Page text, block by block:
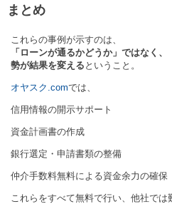
まとめ
これらの事例が示すのは、
「ローンが通るかどうか」ではなく
勢が結果を変える ということ。
オヤスク.comでは、
信用情報の開示サポート
資金計画書の作成
銀行選定・申請書類の整備
仲介手数料無料による資金余力の確保
これらをすべて無料で行い、他社で